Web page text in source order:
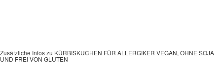
Zusätzliche Infos zu KÜRBISKUCHEN FÜR ALLERGIKER VEGAN, OHNE SOJA
UND FREI VON GLUTEN